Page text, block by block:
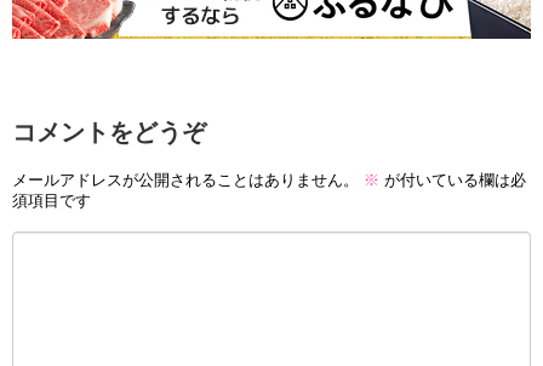
コメントをどうぞ
メールアドレスが公開されることはありません。 ※ が付いている欄は必
須項目です